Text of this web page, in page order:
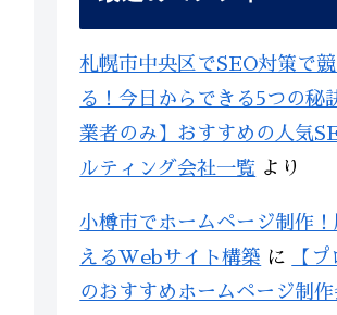
札幌市中央区でSEO対策で
る！今日からできる5つの秘
業者のみ】おすすめの人気
ルティング会社一覧 より
小樽市でホームページ制作
えるWebサイト構築 に
【
のおすすめホームページ制